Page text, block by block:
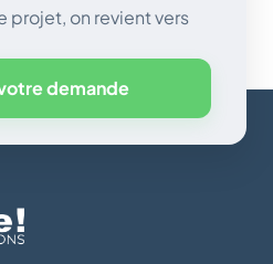
projet, on revient vers
demande